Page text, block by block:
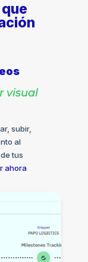
visual
subir,
al
tus
ahora